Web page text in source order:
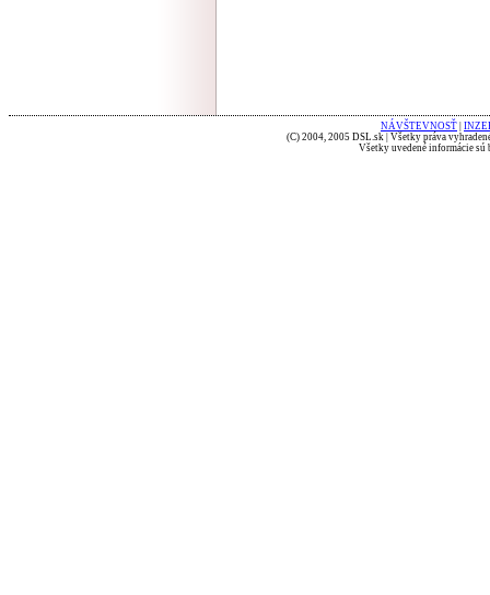
NÁVŠTEVNOSŤ
(C) 2004, 2005 DSL.sk | Všetky práva
Všetky uvedené informácie sú